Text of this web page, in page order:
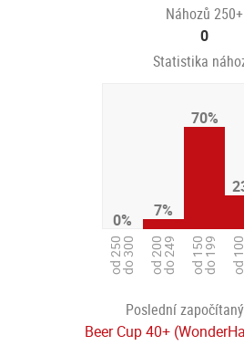
Náhozů 250+
0
Statistika
0%
od 250do 300
7%
od 200do 249
70%
od 150do 199 od 100
Poslední
Beer Cup 40+